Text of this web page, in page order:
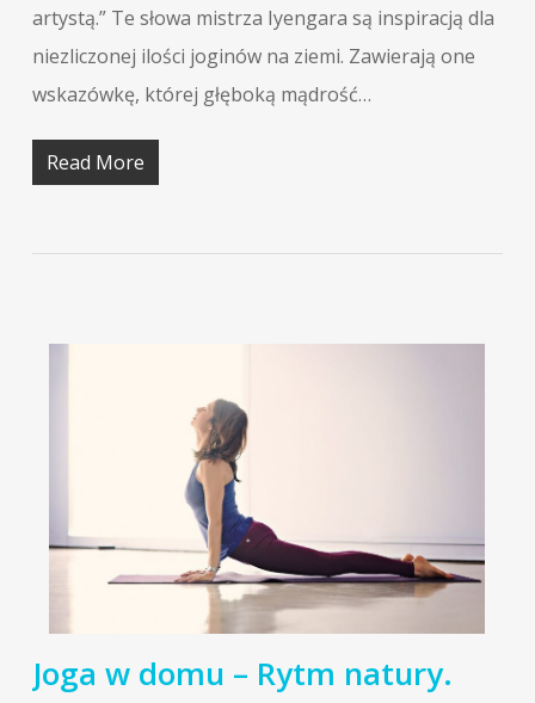
artystą.” Te słowa mistrza Iyengara są inspiracją dla
niezliczonej ilości joginów na ziemi. Zawierają one
wskazówkę, której głęboką mądrość…
Read More
Joga w domu – Rytm natury.